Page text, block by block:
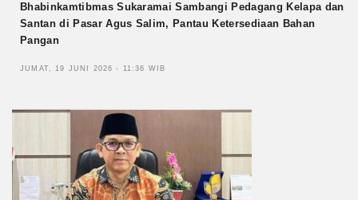
Bhabinkamtibmas Sukaramai Sambangi Pedagang Kelapa dan
Santan di Pasar Agus Salim, Pantau Ketersediaan Bahan
Pangan
JUMAT, 19 JUNI 2026 - 11:36 WIB